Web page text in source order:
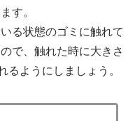
す。
る状態のゴミに触れて
で、触れた時に大きさ
るようにしましょう。